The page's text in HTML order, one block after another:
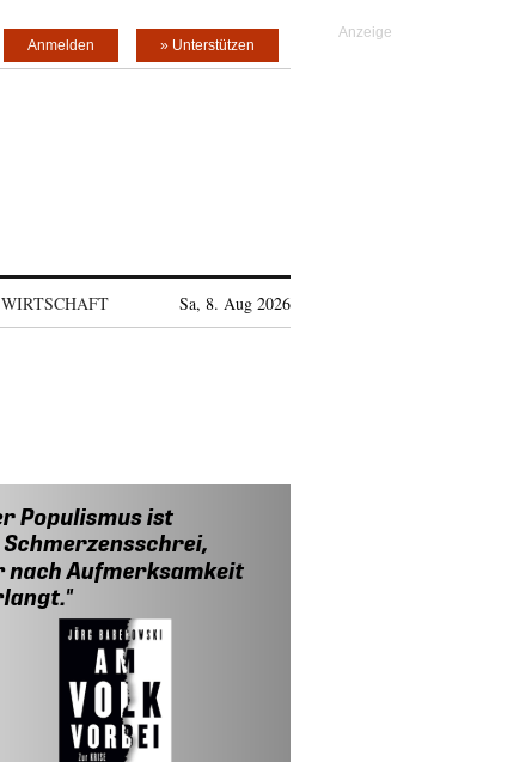
» Unterstützen
Anmelden
WIRTSCHAFT Sa, 8. Aug 2026